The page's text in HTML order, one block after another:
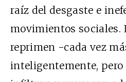
raíz del desgaste e
movimientos sociales.
reprimen -cada vez
inteligentemente,